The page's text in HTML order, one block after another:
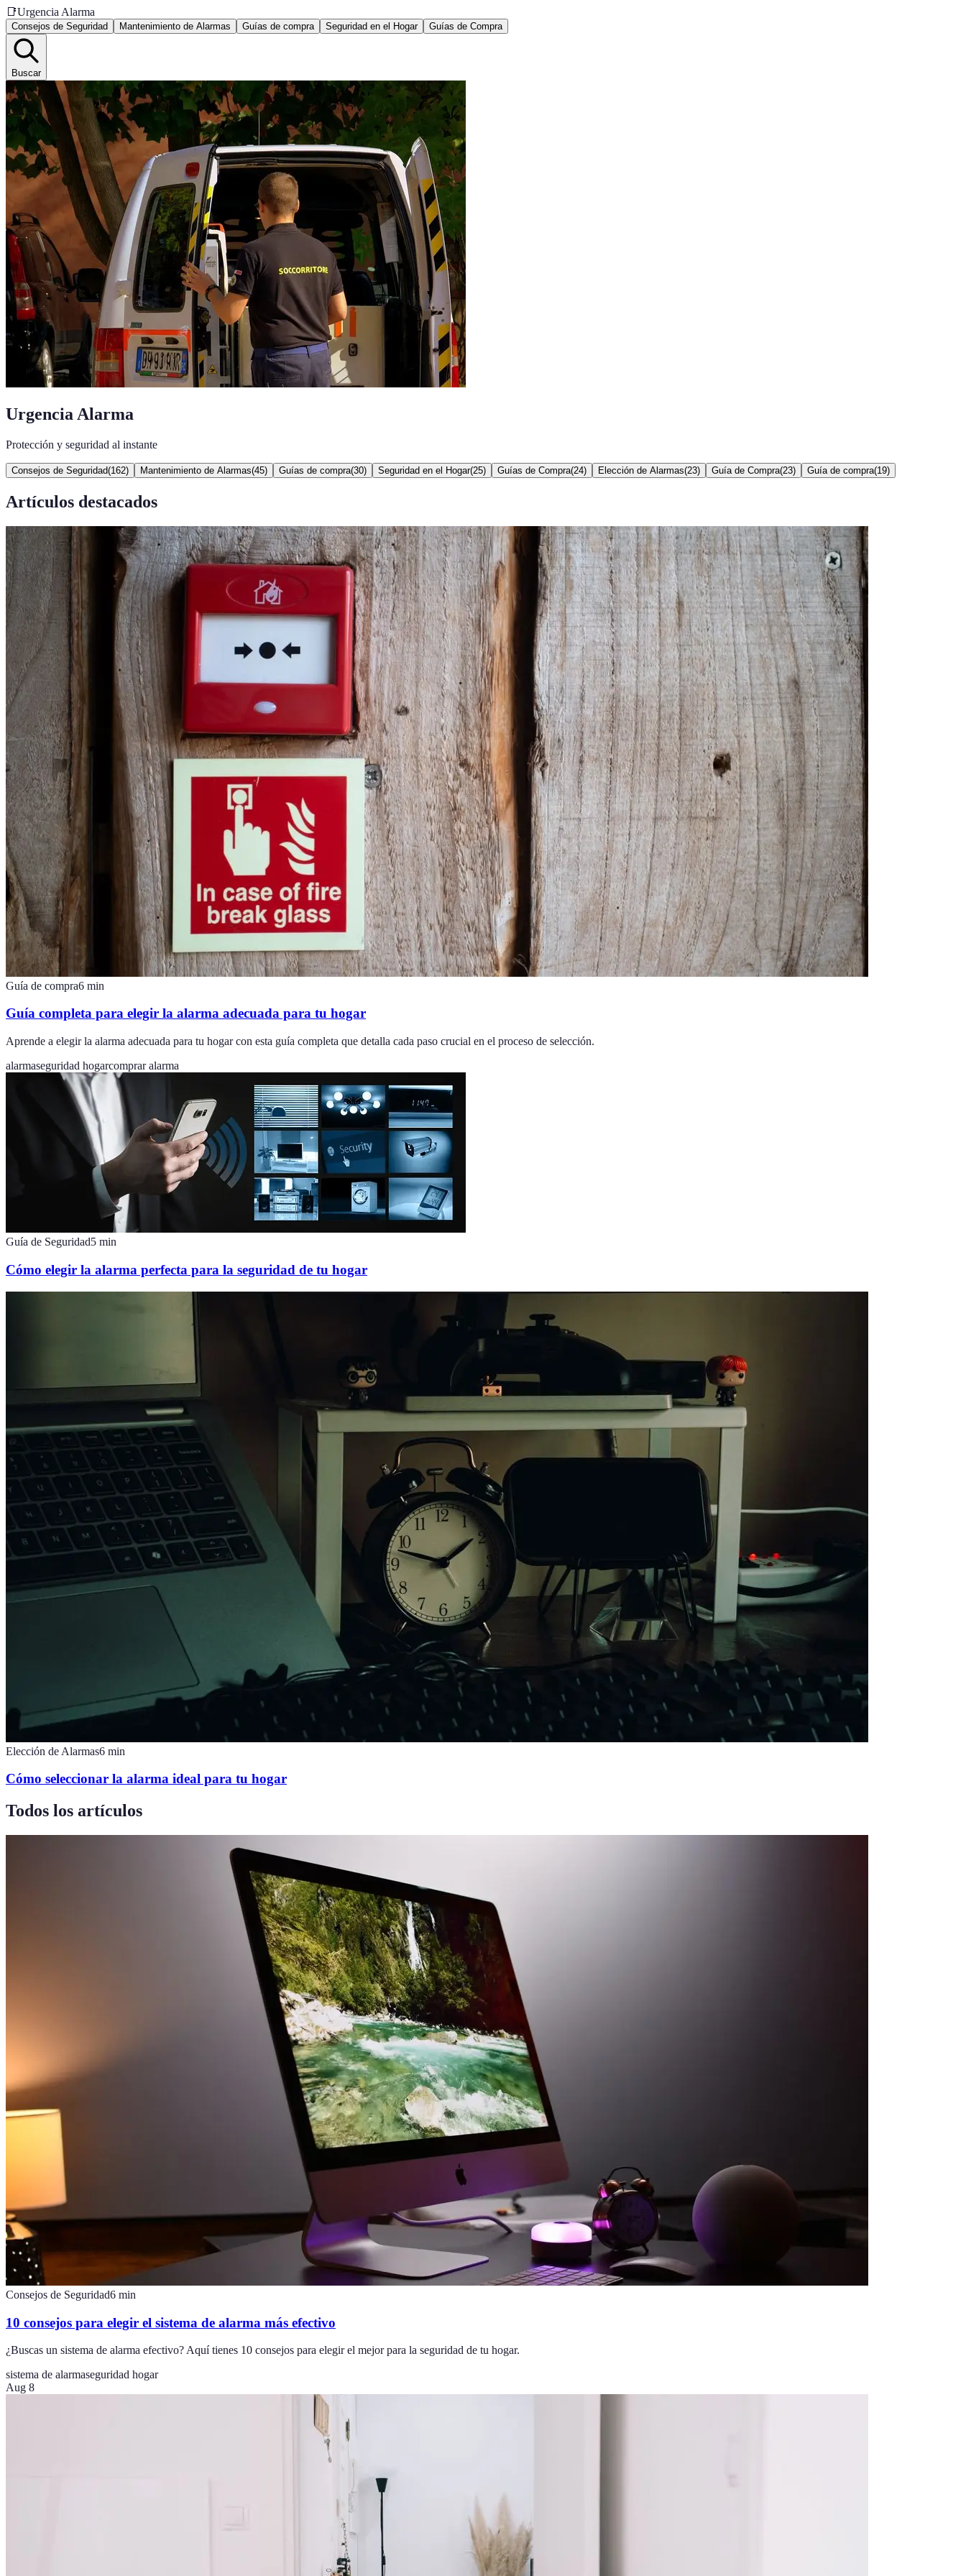
📑Urgencia Alarma
Consejos de Seguridad Mantenimiento de Alarmas Guías de compra Seguridad en el Hogar Guías de Compra
Buscar
Urgencia Alarma
Protección y seguridad al instante
Consejos de Seguridad(162) Mantenimiento de Alarmas(45) Guías de compra(30) Seguridad en el Hogar(25) Guías de Compra(24) Elección de Alarmas(23) Guía de Compra(23) Guía de compra(19)
Artículos destacados
Guía de compra6 min
Guía completa para elegir la alarma adecuada para tu hogar
Aprende a elegir la alarma adecuada para tu hogar con esta guía completa que detalla cada paso crucial en el proceso de selección.
alarmaseguridad hogarcomprar alarma
Guía de Seguridad5 min
Cómo elegir la alarma perfecta para la seguridad de tu hogar
Elección de Alarmas6 min
Cómo seleccionar la alarma ideal para tu hogar
Todos los artículos
Consejos de Seguridad6 min
10 consejos para elegir el sistema de alarma más efectivo
¿Buscas un sistema de alarma efectivo? Aquí tienes 10 consejos para elegir el mejor para la seguridad de tu hogar.
sistema de alarmaseguridad hogar
Aug 8